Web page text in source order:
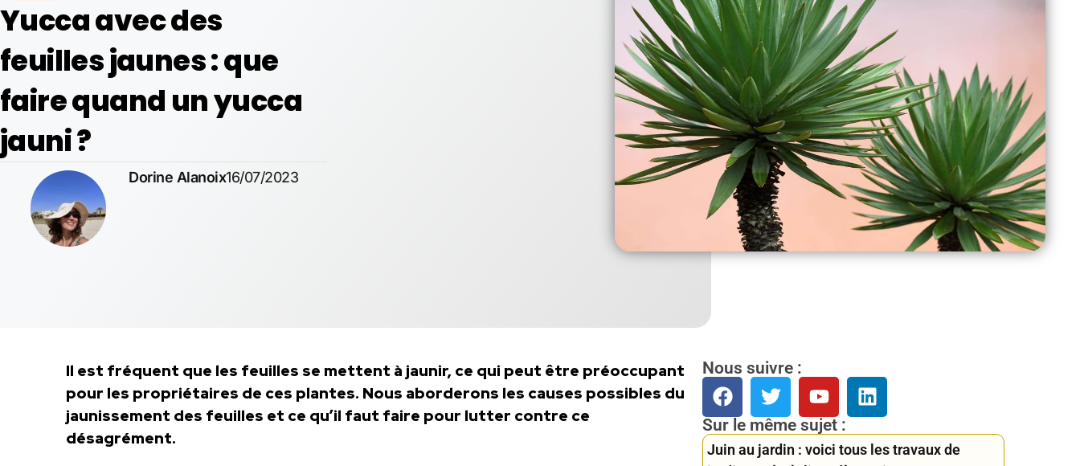
Yucca avec des
feuilles jaunes : que
faire quand un yucca
jauni ?
Dorine Alanoix16/07/2023
Il est fréquent que les feuilles se mettent à jaunir, ce qui peut être préoccupant
pour les propriétaires de ces plantes. Nous aborderons les causes possibles du
jaunissement des feuilles et ce qu’il faut faire pour lutter contre ce
désagrément.
Nous suivre :
Sur le même sujet :
Juin au jardin : voici tous les travaux de